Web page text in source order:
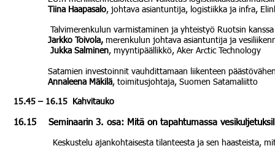
Tiina Haapasalo, johtava asiantuntija, logistiikka ja infra,
Talvimerenkulun varmistaminen ja yhteistyö Ruotsin kanssa
Jarkko Toivola, merenkulun johtava asiantuntija ja
Jukka Salminen, myyntipäällikkö, Aker Arctic Technology
Satamien investoinnit vauhdittamaan liikenteen
Annaleena Mäkilä, toimitusjohtaja, Suomen Satamaliitto
15.45 – 16.15 Kahvitauko
16.15 Seminaarin 3. osa: Mitä on tapahtumassa
Keskustelu ajankohtaisesta tilanteesta ja sen haasteista,